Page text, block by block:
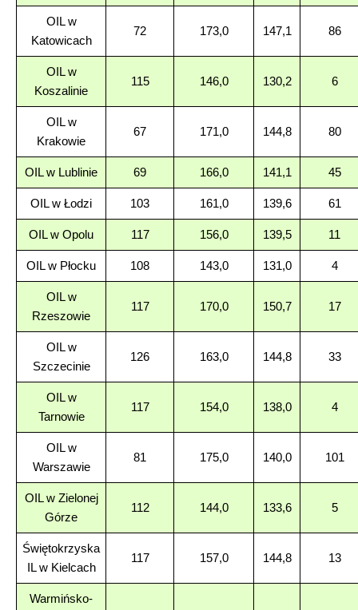
OIL w
Katowicach
72 173,0 147,1 86
OIL w
Koszalinie
115 146,0 130,2 6
OIL w
Krakowie
67 171,0 144,8 80
OIL w Lublinie 69 166,0 141,1 45
OIL w Łodzi 103 161,0 139,6 61
OIL w Opolu 117 156,0 139,5 11
OIL w Płocku 108 143,0 131,0 4
OIL w
Rzeszowie
117 170,0 150,7 17
OIL w
Szczecinie
126 163,0 144,8 33
OIL w
Tarnowie
117 154,0 138,0 4
OIL w
Warszawie
81 175,0 140,0 101
OIL w Zielonej
Górze
112 144,0 133,6 5
Świętokrzyska
IL w Kielcach
117 157,0 144,8 13
Warmińsko-